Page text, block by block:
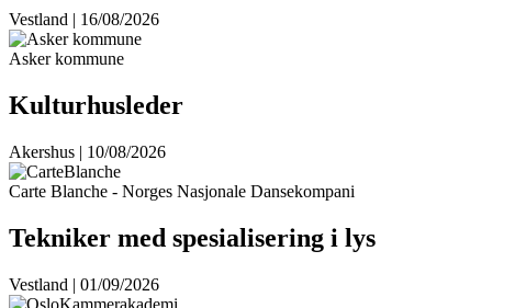
Vestland | 16/08/2026
Asker kommune
Kulturhusleder
Akershus | 10/08/2026
Carte Blanche - Norges Nasjonale Dansekompani
Tekniker med spesialisering i lys
Vestland | 01/09/2026